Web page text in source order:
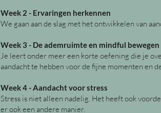
Week 2 - Ervaringen herkennen
We gaan aan de slag met het ontwikkelen van
Week 3 - De ademruimte en mindful bewegen
Je leert onder meer een korte oefening die je
aandacht te hebben voor de fijne momenten en
Week 4 - Aandacht voor stress
Stress is niet alleen nadelig. Het heeft ook
er ook een andere manier.